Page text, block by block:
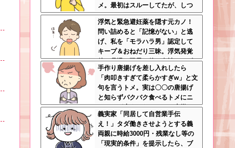
メ。最初はスルーしてたが、しつ
こいのでスマホのカメラをトメに
向けて同じ手で反撃したったｗｗ
ｗ
浮気と緊急避妊薬を隠す元カノ！
問い詰めると「記憶がない」と逃
げ、私を「モラハラ男」認定して
キープ＆おねだり三昧。浮気発覚
後、我慢の限界で他の女性とスピ
ード婚した結果ｗｗｗｗｗ
手作り唐揚げを差し入れしたら
「肉叩きすぎて柔らかすぎw」と文
句を言うトメ。実は〇〇の唐揚げ
と知らずバクバク食べるトメにニ
ヤニヤが止まらないｗｗ←大嫌い
な食材おいしく食べててワロタ
義実家「同居して自営業手伝
え！」タダ働きさせようとする義
両親に時給3000円・残業なし等の
「現実的条件」を提示したら、ブ